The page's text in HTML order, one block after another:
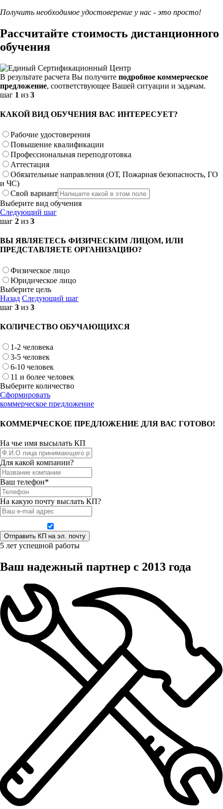
Получить необходимое удостоверение у нас - это просто!
Рассчитайте стоимость дистанционного
обучения
В результате расчета Вы получите подробное коммерческое
предложение, соответствующее Вашей ситуации и задачам.
шаг 1 из 3
КАКОЙ ВИД ОБУЧЕНИЯ ВАС ИНТЕРЕСУЕТ?
Рабочие удостоверения
Повышение квалификации
Профессиональная переподготовка
Аттестация
Обязательные направления (ОТ, Пожарная безопасность, ГО
и ЧС)
Свой вариант
Выберите вид обучения
Следующий шаг
шаг 2 из 3
ВЫ ЯВЛЯЕТЕСЬ ФИЗИЧЕСКИМ ЛИЦОМ, ИЛИ
ПРЕДСТАВЛЯЕТЕ ОРГАНИЗАЦИЮ?
Физическое лицо
Юридическое лицо
Выберите цель
Назад Следующий шаг
шаг 3 из 3
КОЛИЧЕСТВО ОБУЧАЮЩИХСЯ
1-2 человека
3-5 человек
6-10 человек
11 и более человек
Выберите количество
Сформировать
коммерческое предложение
КОММЕРЧЕСКОЕ ПРЕДЛОЖЕНИЕ ДЛЯ ВАС ГОТОВО!
На чье имя высылать КП
Для какой компании?
Ваш телефон*
На какую почту выслать КП?
5 лет успешной работы
Ваш надежный партнер с 2013 года